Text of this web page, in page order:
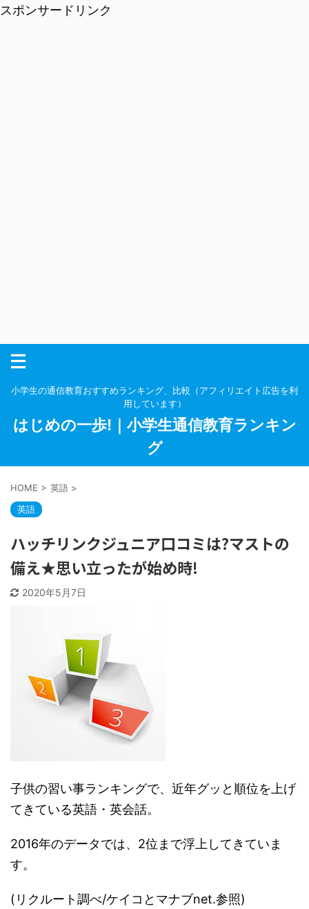
スポンサードリンク
小学生の通信教育おすすめランキング、比較（アフィリエイト広告を利
用しています）
はじめの一歩!｜小学生通信教育ランキン
グ
HOME > 英語 >
英語
ハッチリンクジュニア口コミは?マストの
備え★思い立ったが始め時!
2020年5月7日
子供の習い事ランキングで、近年グッと順位を上げ
てきている英語・英会話。
2016年のデータでは、2位まで浮上してきていま
す。
(リクルート調べ/ケイコとマナブnet.参照)